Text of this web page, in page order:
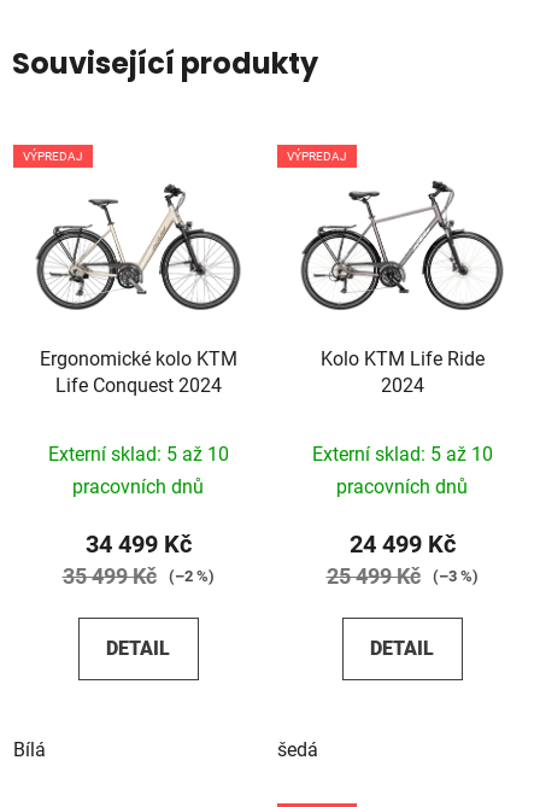
Související produkty
VÝPREDAJ
Ergonomické kolo KTM
Life Conquest 2024
Externí sklad: 5 až 10
pracovních dnů
34 499 Kč
35 499 Kč (–2 %)
DETAIL
Bílá
VÝPREDAJ
Kolo KTM Life Ride
2024
Externí sklad: 5 až 10
pracovních dnů
24 499 Kč
25 499 Kč (–3 %)
DETAIL
šedá